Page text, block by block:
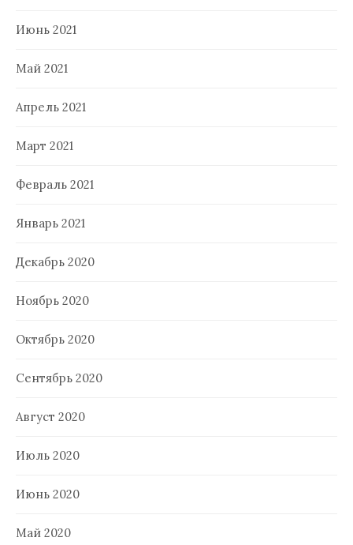
Июнь 2021
Май 2021
Апрель 2021
Март 2021
Февраль 2021
Январь 2021
Декабрь 2020
Ноябрь 2020
Октябрь 2020
Сентябрь 2020
Август 2020
Июль 2020
Июнь 2020
Май 2020